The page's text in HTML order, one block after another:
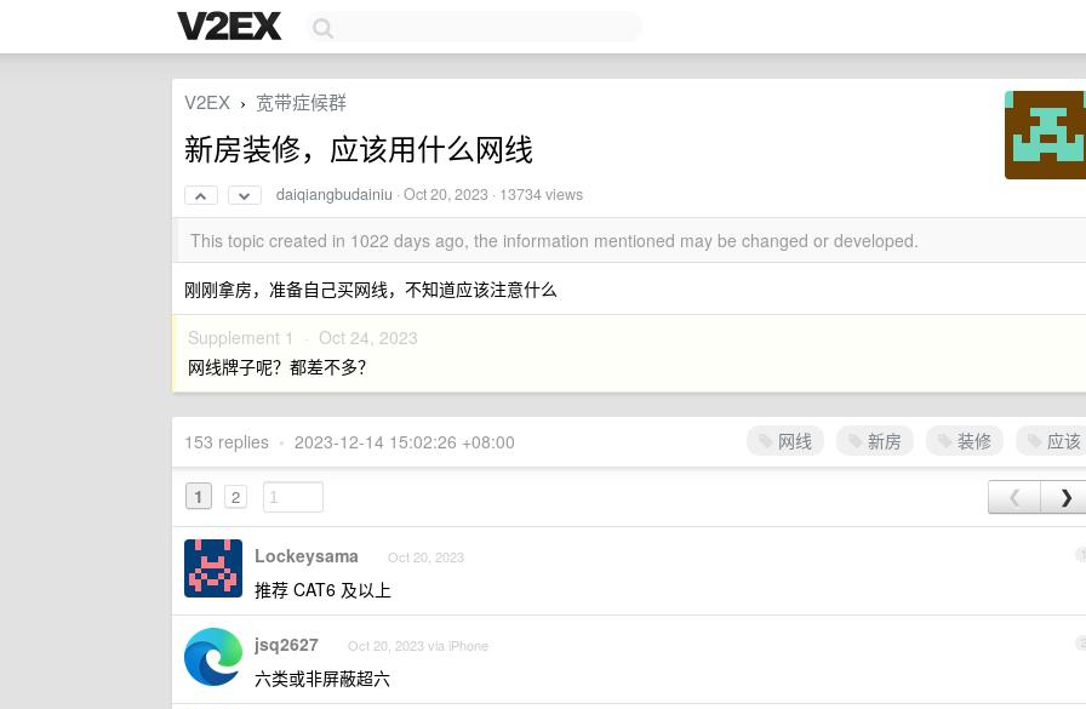
V2EX › 宽带症候群
新房装修，应该用什么网线
daiqiangbudainiu ·Oct 20, 2023 · 13734 views
This topic created in 1022 days ago, the information mentioned may be changed or developed.
刚刚拿房，准备自己买网线，不知道应该注意什么
Supplement 1 · Oct 24, 2023
网线牌子呢？都差不多？
网线 新房 装修 应该
153 replies • 2023-12-14 15:02:26 +08:00
1 2 ❮ ❯
1
Lockeysama Oct 20, 2023
推荐 CAT6 及以上
2
jsq2627 Oct 20, 2023 via iPhone
六类或非屏蔽超六